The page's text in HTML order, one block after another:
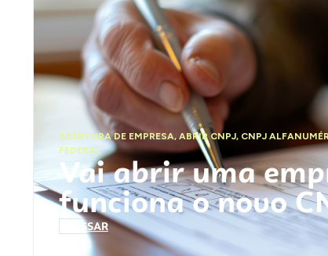
ABERTURA DE EMPRESA,ABRIR CNPJ, CNPJ
FEDERAL
Vai abrir uma
funciona o novo
ACESSAR